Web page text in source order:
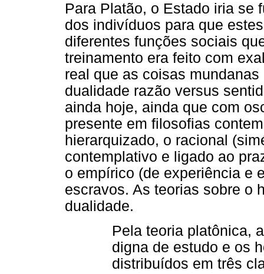
Para Platão, o Estado iria se
dos indivíduos para que
diferentes funções sociais
treinamento era feito com
real que as coisas
dualidade razão versus
ainda hoje, ainda que com
presente em filosofias
hierarquizado, o racional
contemplativo e ligado ao
o empírico (de experiência e
escravos. As teorias sobre o
dualidade.
Pela teoria platônica,
digna de estudo e os
distribuídos em três